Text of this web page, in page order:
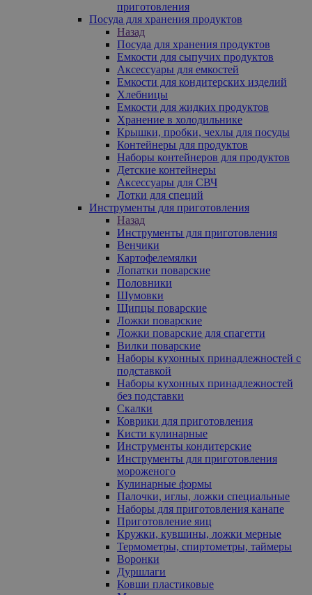
приготовления
Посуда для хранения продуктов
Назад
Посуда для хранения продуктов
Емкости для сыпучих продуктов
Аксессуары для емкостей
Емкости для кондитерских изделий
Хлебницы
Емкости для жидких продуктов
Хранение в холодильнике
Крышки, пробки, чехлы для посуды
Контейнеры для продуктов
Наборы контейнеров для продуктов
Детские контейнеры
Аксессуары для СВЧ
Лотки для специй
Инструменты для приготовления
Назад
Инструменты для приготовления
Венчики
Картофелемялки
Лопатки поварские
Половники
Шумовки
Щипцы поварские
Ложки поварские
Ложки поварские для спагетти
Вилки поварские
Наборы кухонных принадлежностей с
подставкой
Наборы кухонных принадлежностей
без подставки
Скалки
Коврики для приготовления
Кисти кулинарные
Инструменты кондитерские
Инструменты для приготовления
мороженого
Кулинарные формы
Палочки, иглы, ложки специальные
Наборы для приготовления канапе
Приготовление яиц
Кружки, кувшины, ложки мерные
Термометры, спиртометры, таймеры
Воронки
Дуршлаги
Ковши пластиковые